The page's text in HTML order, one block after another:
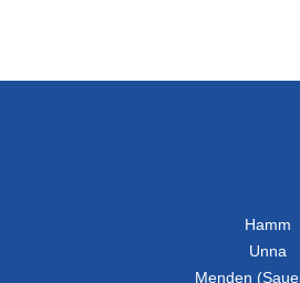
Hamm
Unna
Menden